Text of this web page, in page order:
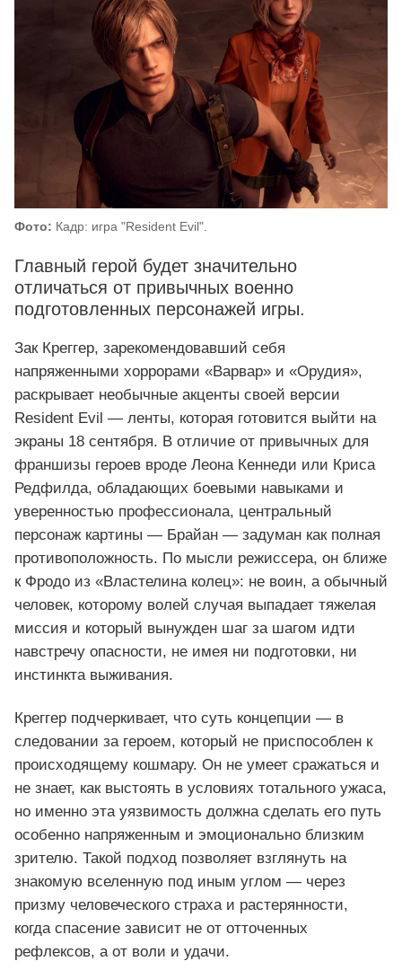
Фото: Кадр: игра "Resident Evil".
Главный герой будет значительно
отличаться от привычных военно
подготовленных персонажей игры.
Зак Креггер, зарекомендовавший себя
напряженными хоррорами «Варвар» и «Орудия»,
раскрывает необычные акценты своей версии
Resident Evil — ленты, которая готовится выйти на
экраны 18 сентября. В отличие от привычных для
франшизы героев вроде Леона Кеннеди или Криса
Редфилда, обладающих боевыми навыками и
уверенностью профессионала, центральный
персонаж картины — Брайан — задуман как полная
противоположность. По мысли режиссера, он ближе
к Фродо из «Властелина колец»: не воин, а обычный
человек, которому волей случая выпадает тяжелая
миссия и который вынужден шаг за шагом идти
навстречу опасности, не имея ни подготовки, ни
инстинкта выживания.
Креггер подчеркивает, что суть концепции — в
следовании за героем, который не приспособлен к
происходящему кошмару. Он не умеет сражаться и
не знает, как выстоять в условиях тотального ужаса,
но именно эта уязвимость должна сделать его путь
особенно напряженным и эмоционально близким
зрителю. Такой подход позволяет взглянуть на
знакомую вселенную под иным углом — через
призму человеческого страха и растерянности,
когда спасение зависит не от отточенных
рефлексов, а от воли и удачи.